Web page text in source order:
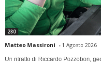
280
Matteo Massironi - 1 Agosto 2026
Un ritratto di Riccardo Pozzobon,